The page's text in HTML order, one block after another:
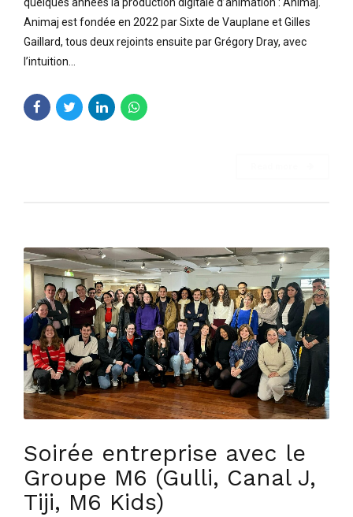
Animaj est fondée en 2022 par Sixte de Vauplane et Gilles
Gaillard, tous deux rejoints ensuite par Grégory Dray, avec
l’intuition...
Soirée entreprise avec le
Groupe M6 (Gulli, Canal J,
Tiji, M6 Kids)